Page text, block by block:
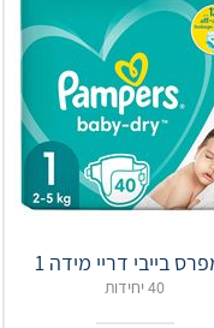
בייבי דריי מידה 1
40 יחידות